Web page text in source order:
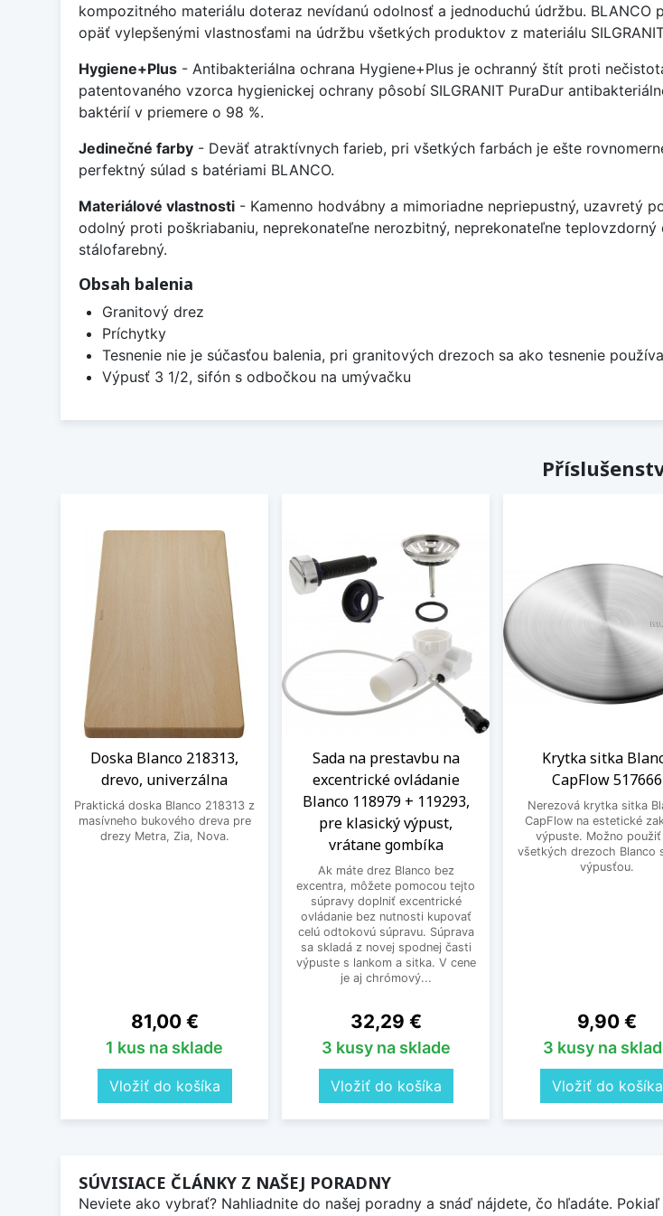
kompozitného materiálu doteraz nevídanú odolnosť a jednoduchú údržbu.
opäť vylepšenými vlastnosťami na údržbu všetkých produktov z materiálu
Hygiene+Plus - Antibakteriálna ochrana Hygiene+Plus je ochranný štít proti
patentovaného vzorca hygienickej ochrany pôsobí SILGRANIT PuraDur
baktérií v priemere o 98 %.
Jedinečné farby - Deväť atraktívnych farieb, pri všetkých farbách je ešte
perfektný súlad s batériami BLANCO.
Materiálové vlastnosti - Kamenno hodvábny a mimoriadne nepriepustný, uzavretý
odolný proti poškriabaniu, neprekonateľne nerozbitný, neprekonateľne teplovzdorný
stálofarebný.
Obsah balenia
Granitový drez
Príchytky
Tesnenie nie je súčasťou balenia, pri granitových drezoch sa ako tesnenie
Výpusť 3 1/2, sifón s odbočkou na umývačku
Doska Blanco 218313,
drevo, univerzálna
Praktická doska Blanco 218313 z
masívneho bukového dreva pre
drezy Metra, Zia, Nova.
Cena
81,00 €
1 kus na sklade
Vložiť do košíka
Sada na prestavbu na
excentrické ovládanie
Blanco 118979 + 119293,
pre klasický výpust,
vrátane gombíka
Ak máte drez Blanco bez
excentra, môžete pomocou tejto
súpravy doplniť excentrické
ovládanie bez nutnosti kupovať
celú odtokovú súpravu. Súprava
sa skladá z novej spodnej časti
výpuste s lankom a sitka. V cene
je aj chrómový...
Cena
32,29 €
3 kusy na sklade
Vložiť do košíka
Krytka sitka
CapFlow 517666
Nerezová krytka sitka
CapFlow na estetické
výpuste. Možno
všetkých drezoch Blanco
výpusťou.
Cena
9,90 €
3 kusy na
Vložiť do košíka
SÚVISIACE ČLÁNKY Z NAŠEJ PORADNY
Neviete ako vybrať? Nahliadnite do našej poradny a snáď nájdete, čo hľadáte.